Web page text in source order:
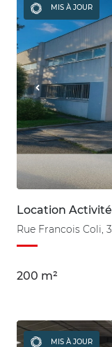
MIS À JOUR
Location
Rue Francois Coli,
200 m²
MIS À JOUR